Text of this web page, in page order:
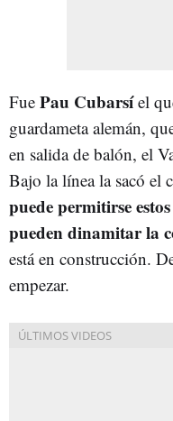
Fue Pau Cubarsíel
guardameta alemán,
en salida de balón, el
Bajo la línea la sacó el
puede permitirse
pueden dinamitar la
está en construcción.
empezar.